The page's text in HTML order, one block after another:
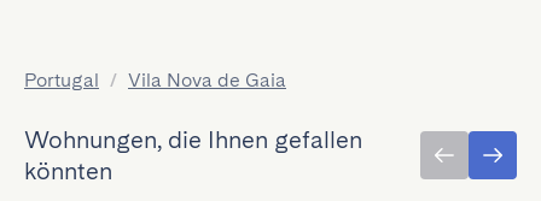
Portugal / Vila Nova de Gaia
Wohnungen, die Ihnen gefallen
könnten